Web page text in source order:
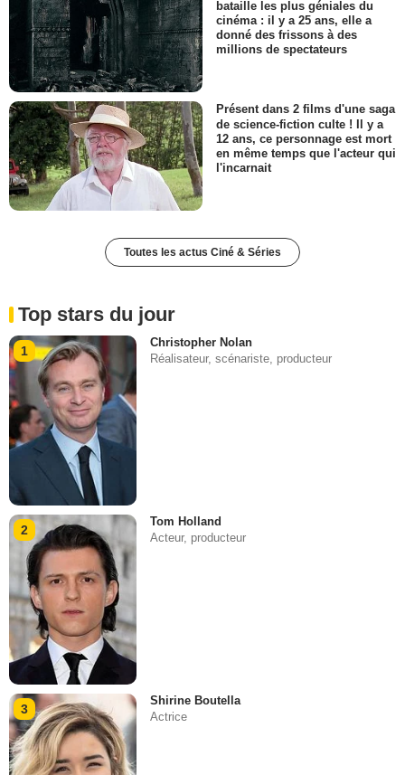
bataille les plus géniales du
cinéma : il y a 25 ans, elle a
donné des frissons à des
millions de spectateurs
Présent dans 2 films d'une saga
de science-fiction culte ! Il y a
12 ans, ce personnage est mort
en même temps que l'acteur qui
l'incarnait
Toutes les actus Ciné & Séries
Top stars du jour
1
Christopher Nolan
Réalisateur, scénariste, producteur
2
Tom Holland
Acteur, producteur
3
Shirine Boutella
Actrice